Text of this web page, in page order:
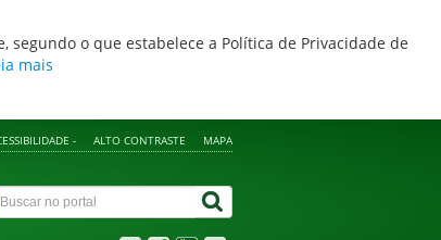
segundo o que estabelece a Política de Privacidade de
mais
- ALTO CONTRASTE MAPA